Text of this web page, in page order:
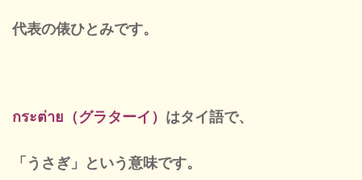
代表の俵ひとみです。
กระต่าย（グラターイ） はタイ語で、
「うさぎ」という意味です。